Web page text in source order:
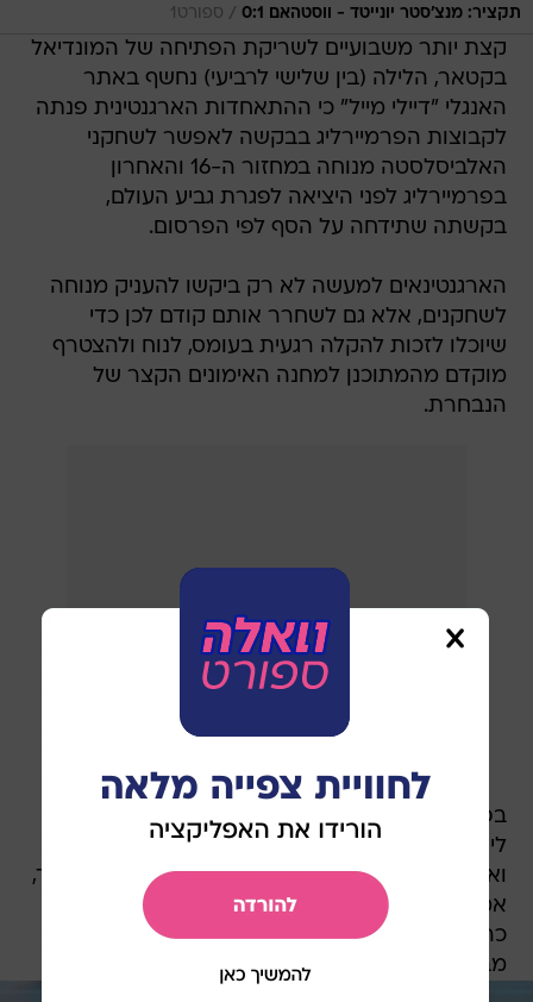
תקציר: מנצ'סטר יונייטד - ווסטהאם 0:1 / ספורט1
קצת יותר משבועיים לשריקת הפתיחה של המונדיאל
בקטאר, הלילה (בין שלישי לרביעי) נחשף באתר
האנגלי "דיילי מייל" כי ההתאחדות הארגנטינית פנתה
לקבוצות הפרמיירליג בבקשה לאפשר לשחקני
האלביסלסטה מנוחה במחזור ה-16 והאחרון
בפרמיירליג לפני היציאה לפגרת גביע העולם,
בקשתה שתידחה על הסף לפי הפרסום.
הארגנטינאים למעשה לא רק ביקשו להעניק מנוחה
לשחקנים, אלא גם לשחרר אותם קודם לכן כדי
שיוכלו לזכות להקלה רגעית בעומס, לנוח ולהצטרף
מוקדם מהמתוכנן למחנה האימונים הקצר של
הנבחרת.
בפרמיירליג ישנם בסך הכל שישה נציגים שעשויים
לייצג את ארגנטינה במונדיאל והם ליסנדרו מרטינס
ואלחנדרו גרנאצ'ו בן ה-18, שניהם ממנצ'סטר יונייטד,
אמיליאנו בואנדיה ואמיליאנו מרטינס מאסטון וילה,
כריסטיאן רומרו מטוטנהאם ואלכסיס מקאליסטר
מברייטון.